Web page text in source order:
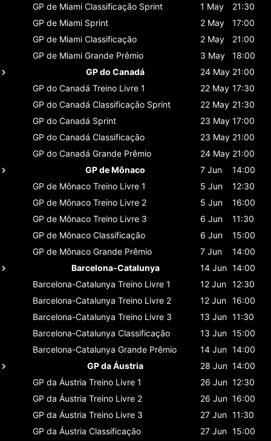
GP de Miami Classificaçāo Sprint 1 May
21:30
GP de Miami Sprint 2 May
17:00
GP de Miami Classificaçāo 2 May
21:00
GP de Miami Grande Prêmio 3 May
18:00
GP do Canadá
24 May 21:00
GP do Canadá Treino Livre 1 22 May 17:30
GP do Canadá Classificaçāo Sprint 22 May 21:30
GP do Canadá Sprint 23 May 17:00
GP do Canadá Classificaçāo 23 May 21:00
GP do Canadá Grande Prêmio 24 May 21:00
GP de Mônaco
7 Jun
14:00
GP de Mônaco Treino Livre 1 5 Jun
12:30
GP de Mônaco Treino Livre 2 5 Jun
16:00
GP de Mônaco Treino Livre 3 6 Jun
11:30
GP de Mônaco Classificaçāo 6 Jun
15:00
GP de Mônaco Grande Prêmio 7 Jun
14:00
Barcelona-Catalunya
14 Jun 14:00
Barcelona-Catalunya Treino Livre 1 12 Jun 12:30
Barcelona-Catalunya Treino Livre 2 12 Jun 16:00
Barcelona-Catalunya Treino Livre 3 13 Jun 11:30
Barcelona-Catalunya Classificaçāo 13 Jun 15:00
Barcelona-Catalunya Grande Prêmio 14 Jun 14:00
GP da Áustria
28 Jun 14:00
GP da Áustria Treino Livre 1 26 Jun 12:30
GP da Áustria Treino Livre 2 26 Jun 16:00
GP da Áustria Treino Livre 3 27 Jun 11:30
GP da Áustria Classificaçāo 27 Jun 15:00